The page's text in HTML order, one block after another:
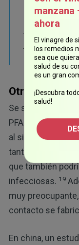
PFOS
proliferador
promueve el
cánceres de
Otros peligros
Se sabe que la
PFAS causa
al sistema
tanto en
que también
infecciosas. 19
muy
contacto se
En china, un
manzana
ahora
El vinagre de
los remedios
sea que
salud de su
es un gran
¡Descubra
salud!